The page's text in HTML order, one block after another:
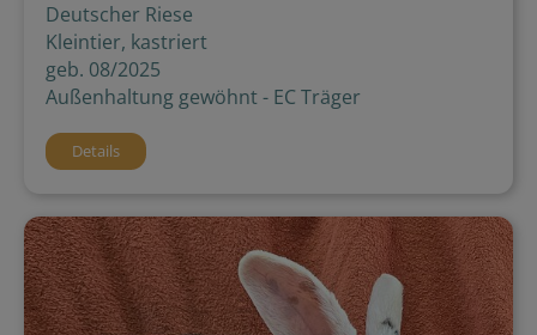
Deutscher Riese
Kleintier, kastriert
geb. 08/2025
Außenhaltung gewöhnt - EC Träger
Details